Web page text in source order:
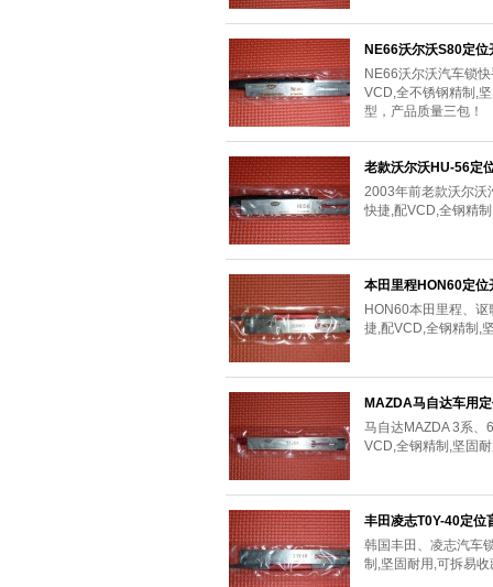
NE66沃尔沃S80定位
NE66沃尔沃汽车锁
VCD,全不锈钢精制,
型，产品质量三包！
老款沃尔沃HU-56定
2003年前老款沃尔沃
快捷,配VCD,全钢精
本田里程HON60定位
HON60本田里程、
捷,配VCD,全钢精制,
MAZDA马自达车用
马自达MAZDA 3系、
VCD,全钢精制,坚固
丰田凌志T0Y-40定位
韩国丰田、凌志汽车
制,坚固耐用,可拆易